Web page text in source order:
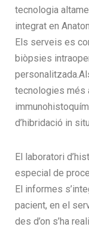
tecnologia
integrat en
Els serveis es
biòpsies
tecnologies més
d’hibridació in
El laboratori
especial de
El informes
pacient, en el
des d’on s’ha